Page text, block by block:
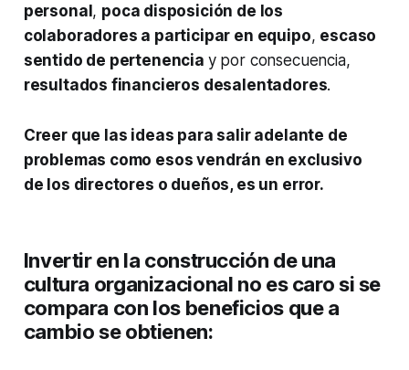
personal, poca disposición de los
colaboradores a participar en equipo, escaso
sentido de pertenencia y por consecuencia,
resultados financieros desalentadores.
Creer que las ideas para salir adelante de
problemas como esos vendrán en exclusivo
de los directores o dueños, es un error.
Invertir en la construcción de una
cultura organizacional no es caro si se
compara con los beneficios que a
cambio se obtienen: